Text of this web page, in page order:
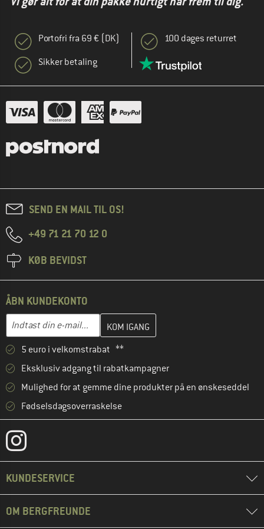
Portofri fra 69 € (DK)
Sikker betaling
100 dages returret
SEND EN MAIL TIL OS!
+49 71 21 70 12 0
KØB BEVIDST
ÅBN KUNDEKONTO
E-mail-adresse
Indtast din e-mailadresse her, og opret i næste trin din
5 euro i velkomstrabat **
Eksklusiv adgang til rabatkampagner
Mulighed for at gemme dine produkter på en ønskeseddel
Fødselsdagsoverraskelse
KUNDESERVICE
OM BERGFREUNDE